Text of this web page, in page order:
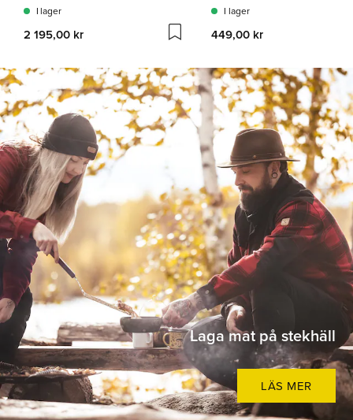
I lager
2 195,00 kr
I lager
449,00 kr
Laga mat på stekhäll
LÄS MER